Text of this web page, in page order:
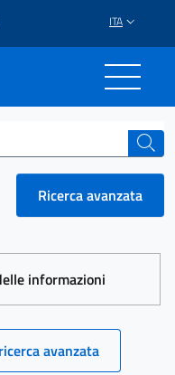
ITA
cerca
Ricerca avanzata
informazioni
avanzata